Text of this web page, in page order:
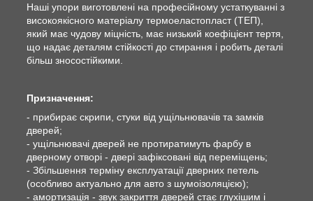
Наші упори виготовлені на професійному устаткуванні з
високоякісного матеріалу термоеластопласт (ТЕП),
який має чудову міцність, має низький коефіцієнт тертя,
що надає деталям стійкості до стирання і робить деталі
більш зносостійкими.
Призначення:
- прибирає скрипи, стуки від ущільнювачів та замків
дверей;
- ущільнювачі дверей не протиратимуть фарбу в
дверному отворі - двері зафіксовані від переміщень;
- Збільшення терміну експлуатації дверних петель
(особливо актуально для авто з шумоізоляцією);
- амортизація - звук закриття дверей стає глухішим і